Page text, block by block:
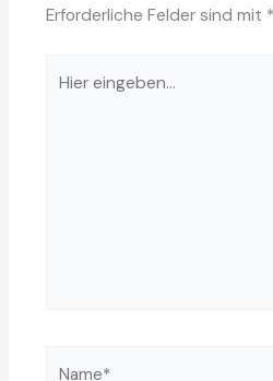
Erforderliche Felder sind mit *
eingeben…